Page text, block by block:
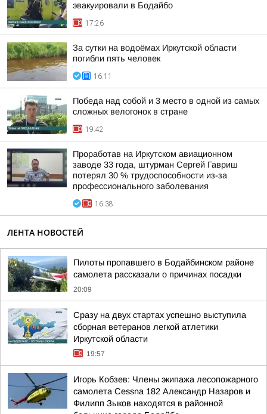
эвакуировали в Бодайбо
17:26
За сутки на водоёмах Иркутской области
погибли пять человек
16:11
Победа над собой и 3 место в одной из самых
сложных велогонок в стране
19:42
Проработав на Иркутском авиационном
заводе 33 года, штурман Сергей Гавриш
потерял 30 % трудоспособности из-за
профессионального заболевания
16:38
ЛЕНТА НОВОСТЕЙ
Пилоты пропавшего в Бодайбинском районе
самолета рассказали о причинах посадки
20:09
Сразу на двух стартах успешно выступила
сборная ветеранов легкой атлетики
Иркутской области
19:57
Игорь Кобзев: Члены экипажа лесопожарного
самолета Cessna 182 Александр Назаров и
Филипп Зыков находятся в районной